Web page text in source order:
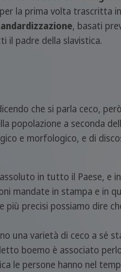
la prima volta trascritta
, basati
il padre della slavistica.
che si parla ceco,
popolazione a seconda
e morfologico, e di
in tutto il Paese, e
mandate in stampa e in
più precisi possiamo dire
una varietà di ceco a sé
boemo è associato
le persone hanno nel